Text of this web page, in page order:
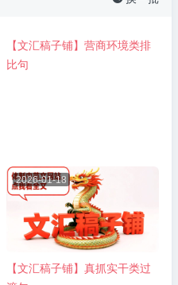
2025-12-15
【文汇稿子铺】营商环境类排
比句
2026-01-18
【文汇稿子铺】真抓实干类过